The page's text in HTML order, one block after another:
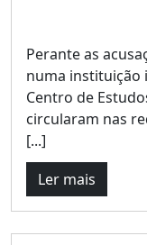
Perante as
numa instituição
Centro de
circularam nas
[...]
Ler mais